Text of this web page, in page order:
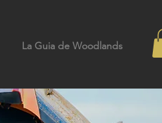
La Guia de Woodlands